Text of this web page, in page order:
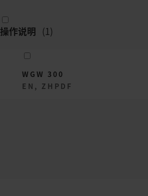
操作说明 (1)
WGW 300
EN, ZH PDF